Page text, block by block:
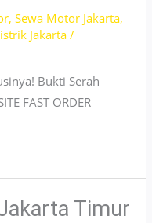
,Sewa Motor Jakarta,
Jakarta/
Bukti Serah
FAST ORDER
Timur